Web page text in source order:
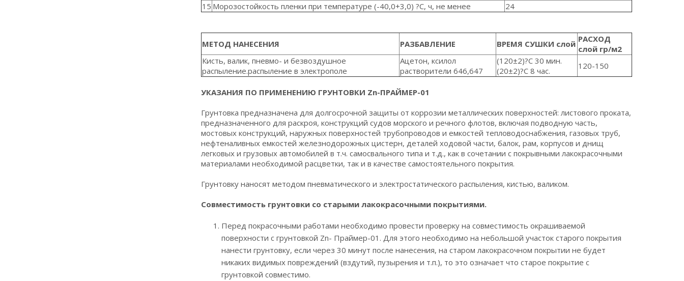
15 Морозостойкость пленки при температуре (-40,0+3,0) ?С, ч, не менее 24
МЕТОД НАНЕСЕНИЯ РАЗБАВЛЕНИЕ ВРЕМЯ СУШКИ слой РАСХОД
слой гр/м2
Кисть, валик, пневмо- и безвоздушное
распыление.распыление в электрополе
Ацетон, ксилол
растворители 646,647
(120±2)?C 30 мин.
(20±2)?C 8 час.
120-150
УКАЗАНИЯ ПО ПРИМЕНЕНИЮ ГРУНТОВКИ Zn-ПРАЙМЕР-01
Грунтовка предназначена для долгосрочной защиты от коррозии металлических поверхностей: листового проката,
предназначенного для раскроя, конструкций судов морского и речного флотов, включая подводную часть,
мостовых конструкций, наружных поверхностей трубопроводов и емкостей тепловодоснабжения, газовых труб,
нефтеналивных емкостей железнодорожных цистерн, деталей ходовой части, балок, рам, корпусов и днищ
легковых и грузовых автомобилей в т.ч. самосвального типа и т.д., как в сочетании с покрывными лакокрасочными
материалами необходимой расцветки, так и в качестве самостоятельного покрытия.
Грунтовку наносят методом пневматического и электростатического распыления, кистью, валиком.
Совместимость грунтовки со старыми лакокрасочными покрытиями.
Перед покрасочными работами необходимо провести проверку на совместимость окрашиваемой
поверхности с грунтовкой Zn- Праймер-01. Для этого необходимо на небольшой участок старого покрытия
нанести грунтовку, если через 30 минут после нанесения, на старом лакокрасочном покрытии не будет
никаких видимых повреждений (вздутий, пузырения и т.п.), то это означает что старое покрытие с
грунтовкой совместимо.